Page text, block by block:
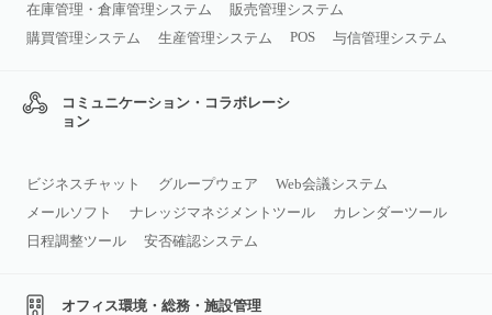
在庫管理・倉庫管理システム
販売管理システム
購買管理システム
生産管理システム POS 与信管理システム
コミュニケーション・コラボレーシ
ョン
ビジネスチャット グループウェア
Web会議システム
メールソフト
ナレッジマネジメントツール
カレンダーツール
日程調整ツール
安否確認システム
オフィス環境・総務・施設管理